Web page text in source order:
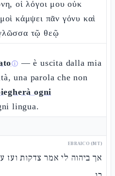
οἱ λόγοι μου οὐκ
κάμψει πᾶν γόνυ καὶ
τῷ θεῷ
ⓘ — è uscita dalla mia
una parola che non
ogni
lingua.
EBRAICO (MT)
אך ביהוה לי אמר צדקות ועז